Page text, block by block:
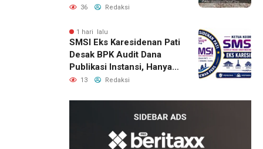
Bantuan Pascabencana
36 Redaksi
1 hari lalu
SMSI Eks Karesidenan Pati
Desak BPK Audit Dana
Publikasi Instansi, Hanya
untuk Perusahaan Pers
13 Redaksi